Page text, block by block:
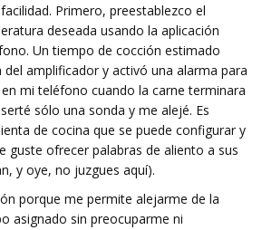
Primero, preestablezco el
deseada usando la aplicación
Un tiempo de cocción estimado
amplificador y activó una alarma para
mi teléfono cuando la carne terminara
sólo una sonda y me alejé. Es
de cocina que se puede configurar y
guste ofrecer palabras de aliento a sus
y oye, no juzgues aquí).
porque me permite alejarme de la
asignado sin preocuparme ni